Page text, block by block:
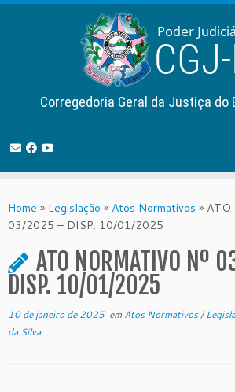
to
content
Corregedoria Geral da Justiça do
Home » Legislação » Atos Normativos » ATO
03/2025 – DISP. 10/01/2025
ATO NORMATIVO Nº
DISP. 10/01/2025
10 de janeiro de 2025em Atos Normativos/
da Silva